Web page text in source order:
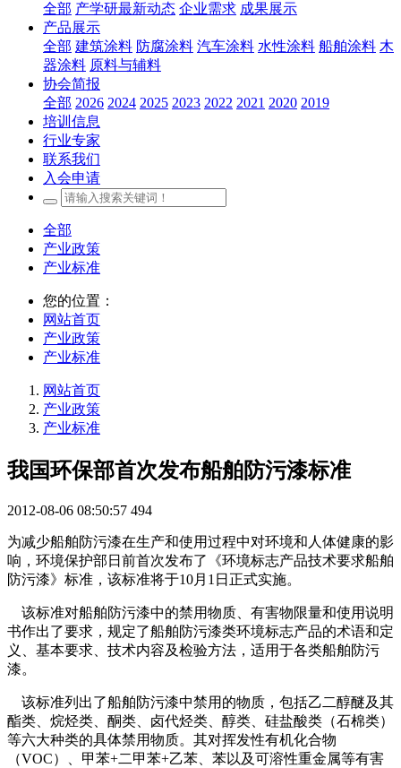
全部 产学研最新动态 企业需求 成果展示
产品展示
全部 建筑涂料 防腐涂料 汽车涂料 水性涂料 船舶涂料 木
器涂料 原料与辅料
协会简报
全部 2026 2024 2025 2023 2022 2021 2020 2019
培训信息
行业专家
联系我们
入会申请
全部
产业政策
产业标准
您的位置：
网站首页
产业政策
产业标准
网站首页
产业政策
产业标准
我国环保部首次发布船舶防污漆标准
2012-08-06 08:50:57 494
为减少船舶防污漆在生产和使用过程中对环境和人体健康的影
响，环境保护部日前首次发布了《环境标志产品技术要求船舶
防污漆》标准，该标准将于10月1日正式实施。
该标准对船舶防污漆中的禁用物质、有害物限量和使用说明
书作出了要求，规定了船舶防污漆类环境标志产品的术语和定
义、基本要求、技术内容及检验方法，适用于各类船舶防污
漆。
该标准列出了船舶防污漆中禁用的物质，包括乙二醇醚及其
酯类、烷烃类、酮类、卤代烃类、醇类、硅盐酸类（石棉类）
等六大种类的具体禁用物质。其对挥发性有机化合物
（VOC）、甲苯+二甲苯+乙苯、苯以及可溶性重金属等有害